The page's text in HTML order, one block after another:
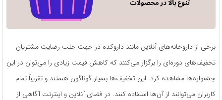
برخی از داروخانه‌های آنلاین مانند داروکده در جهت جلب رضایت مشتریان
تخفیف‌های دوره‌ای را برگزار می‌کنند که کاهش قیمت زیادی را می‌توان در این
جشنواره‌ها مشاهده کرد. این تخفیف‌ها بسیار گوناگون هستند و تقریباً تمام
کاربران می‌توانند از آن‌ها استفاده کنند. در فضای آنلاین و اینترنت آگاهی از